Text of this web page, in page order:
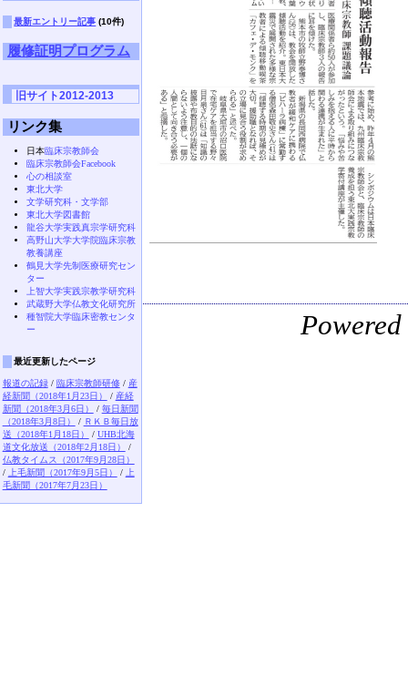
最新エントリー記事 (10件)
履修証明プログラム
旧サイト2012-2013
リンク集
日本臨床宗教師会
臨床宗教師会Facebook
心の相談室
東北大学
文学研究科・文学部
東北大学図書館
龍谷大学実践真宗学研究科
高野山大学大学院臨床宗教
教養講座
鶴見大学先制医療研究セン
ター
上智大学実践宗教学研究科
武蔵野大学仏教文化研究所
種智院大学臨床密教センタ
ー
最近更新したページ
報道の記録/ 臨床宗教師研修/ 産
経新聞（2018年1月23日）
/ 産経
新聞（2018年3月6日）
/ 毎日新聞
（2018年3月8日）
/ ＲＫＢ毎日放
送（2018年1月18日）
/ UHB北海
道文化放送（2018年2月18日）
/
仏教タイムス（2017年9月28日）
/
上毛新聞（2017年9月5日） /
上
毛新聞（2017年7月23日）